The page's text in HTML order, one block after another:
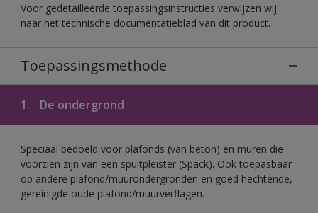
Voor gedetailleerde toepassingsinstructies verwijzen wij
naar het technische documentatieblad van dit product.
Toepassingsmethode
1. De ondergrond
Speciaal bedoeld voor plafonds (van beton) en muren die
voorzien zijn van een spuitpleister (Spack). Ook toepasbaar
op andere plafond/muurondergronden en goed hechtende,
gereinigde oude plafond/muurverflagen.